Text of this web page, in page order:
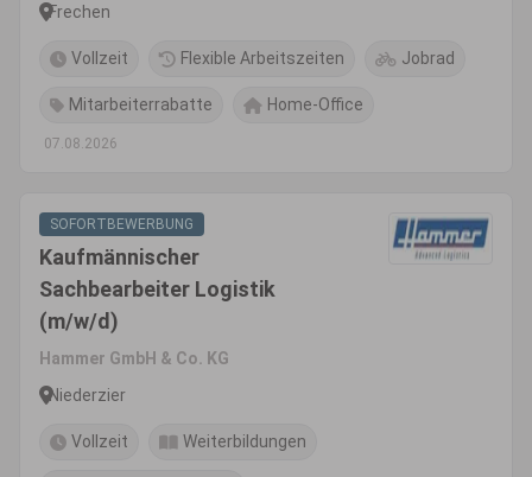
Frechen
Vollzeit Flexible Arbeitszeiten Jobrad
Mitarbeiterrabatte Home-Office
07.08.2026
SOFORTBEWERBUNG
Kaufmännischer
Sachbearbeiter Logistik
(m/w/d)
Hammer GmbH & Co. KG
Niederzier
Vollzeit Weiterbildungen